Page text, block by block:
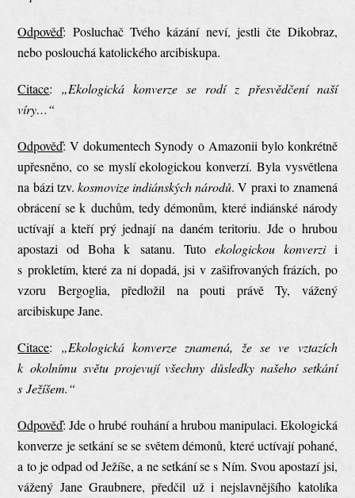
Odpověď: Posluchač Tvého kázání neví, jestli čte Dikobraz,
nebo poslouchá katolického arcibiskupa.
Citace: „Ekologická konverze se rodí z přesvědčení naší
víry…“
Odpověď: V dokumentech Synody o Amazonii bylo konkrétně
upřesněno, co se myslí ekologickou konverzí. Byla vysvětlena
na bázi tzv. kosmovize indiánských národů. V praxi to znamená
obrácení se k duchům, tedy démonům, které indiánské národy
uctívají a kteří prý jednají na daném teritoriu. Jde o hrubou
apostazi od Boha k satanu. Tuto ekologickou konverzii
s prokletím, které za ni dopadá, jsi v zašifrovaných frázích, po
vzoru Bergoglia, předložil na pouti právě Ty, vážený
arcibiskupe Jane.
Citace: „Ekologická konverze znamená, že se ve vztazích
k okolnímu světu projevují všechny důsledky našeho setkání
s Ježíšem.“
Odpověď: Jde o hrubé rouhání a hrubou manipulaci. Ekologická
konverze je setkání se se světem démonů, které uctívají pohané,
a to je odpad od Ježíše, a ne setkání se s Ním. Svou apostazí jsi,
vážený Jane Graubnere, předčil už i nejslavnějšího katolíka